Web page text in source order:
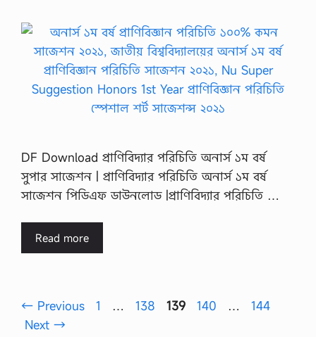
DF Download প্রাণিবিদ্যার পরিচিতি অনার্স ১ম বর্ষ
সুপার সাজেশন | প্রাণিবিদ্যার পরিচিতি অনার্স ১ম বর্ষ
সাজেশন পিডিএফ ডাউনলোড |প্রাণিবিদ্যার পরিচিতি …
Read more
← Previous Page
1 … Page
138 Page
139 Page
140 … Page
144
Next →